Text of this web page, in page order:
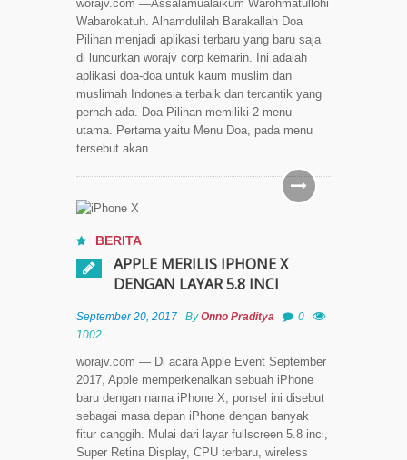
ke PDF di
Tanpa
Konten
Yang
Cara
Scan
Dokumen
di iPhone
Aplikasi
worajv.com —Assalamualaikum Warohmatullohi
Wabarokatuh. Alhamdulilah Barakallah Doa
Pilihan menjadi aplikasi terbaru yang baru saja
di luncurkan worajv corp kemarin. Ini adalah
aplikasi doa-doa untuk kaum muslim dan
muslimah Indonesia terbaik dan tercantik yang
pernah ada. Doa Pilihan memiliki 2 menu
utama. Pertama yaitu Menu Doa, pada menu
tersebut akan…
BERITA
APPLE MERILIS IPHONE X
DENGAN LAYAR 5.8 INCI
September 20, 2017 ByOnno Praditya
0
1002
worajv.com — Di acara Apple Event September
2017, Apple memperkenalkan sebuah iPhone
baru dengan nama iPhone X, ponsel ini disebut
sebagai masa depan iPhone dengan banyak
fitur canggih. Mulai dari layar fullscreen 5.8 inci,
Super Retina Display, CPU terbaru, wireless